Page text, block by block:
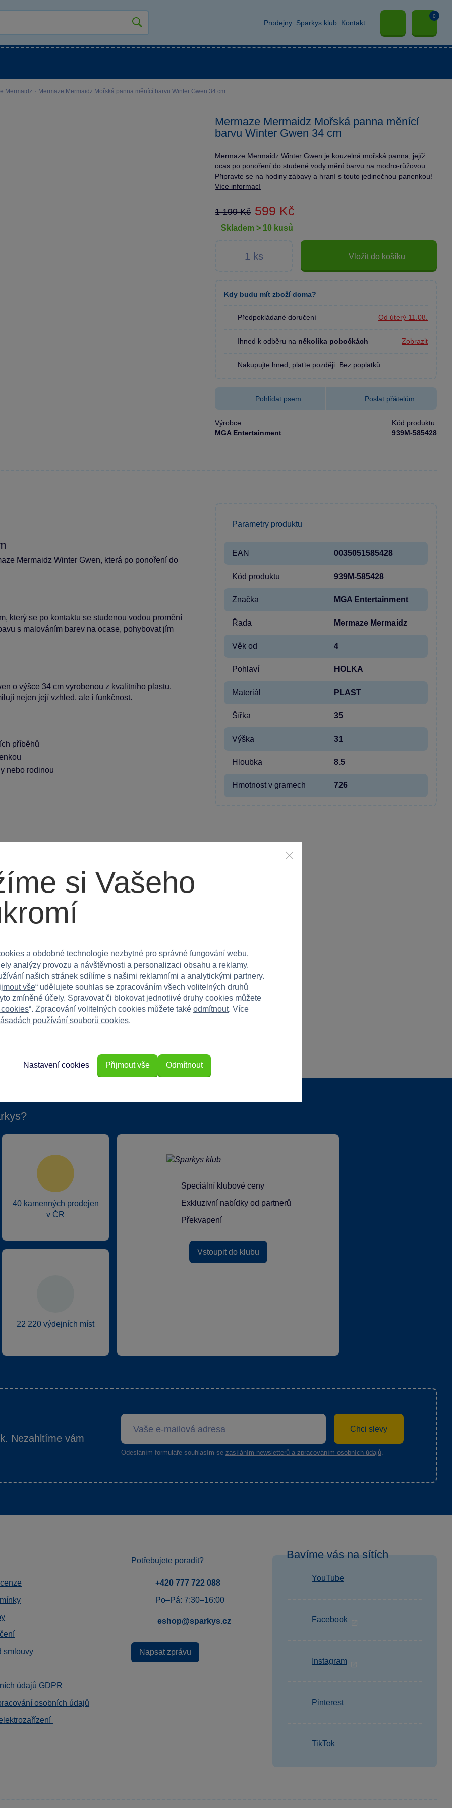
Prodejny Sparkys klub Kontakt
0
Mermaidz · Mermaze Mermaidz Mořská panna měnící barvu Winter Gwen 34 cm
Mermaze Mermaidz Mořská panna měnící
barvu Winter Gwen 34 cm
Mermaze Mermaidz Winter Gwen je kouzelná mořská panna, jejíž
ocas po ponoření do studené vody mění barvu na modro-růžovou.
Připravte se na hodiny zábavy a hraní s touto jedinečnou panenkou!
Více informací
1 199 Kč 599 Kč
skladem > 10 kusů
Vložit do košíku
Kdy budu mít zboží doma?
Předpokládané doručení Od úterý 11.08.
Ihned k odběru na několika pobočkách Zobrazit
Nakupujte hned, plaťte později. Bez poplatků.
Pohlídat psem Poslat přátelům
Výrobce:
MGA Entertainment
Kód produktu:
939M-585428
Mermaidz Winter Gwen, která po ponoření do
který se po kontaktu se studenou vodou promění
s malováním barev na ocase, pohybovat jím
o výšce 34 cm vyrobenou z kvalitního plastu.
nejen její vzhled, ale i funkčnost.
příběhů
nebo rodinou
kouzelné dobrodružství. Vhodná je od 3 let věku
ještě dnes! Poznámka: Ocas mění barvu při
Parametry produktu
EAN 0035051585428
Kód produktu 939M-585428
Značka MGA Entertainment
Řada Mermaze Mermaidz
Věk od 4
Pohlaví HOLKA
Materiál PLAST
Šířka 35
Výška 31
Hloubka 8.5
Hmotnost v gramech 726
40 kamenných prodejen
v ČR
22 220 výdejních míst
Speciální klubové ceny
Exkluzivní nabídky od partnerů
Překvapení
Vstoupit do klubu
Nezahltíme vám
Chci slevy
Odesláním formuláře souhlasím se zasíláním newsletterů a zpracováním osobních údajů
smlouvy
údajů GDPR
osobních údajů
Potřebujete poradit?
+420 777 722 088
Po–Pá: 7:30–16:00
eshop@sparkys.cz
Napsat zprávu
Bavíme vás na sítích
YouTube
Facebook
Instagram
Pinterest
TikTok
si Vašeho
a obdobné technologie nezbytné pro správné fungování webu,
analýzy provozu a návštěvnosti a personalizaci obsahu a reklamy.
našich stránek sdílíme s našimi reklamními a analytickými partnery.
vše“ udělujete souhlas se zpracováním všech volitelných druhů
zmíněné účely. Spravovat či blokovat jednotlivé druhy cookies můžete
“. Zpracování volitelných cookies můžete také odmítnout. Více
používání souborů cookies.
Odmítnout
Nastavení cookies Přijmout vše